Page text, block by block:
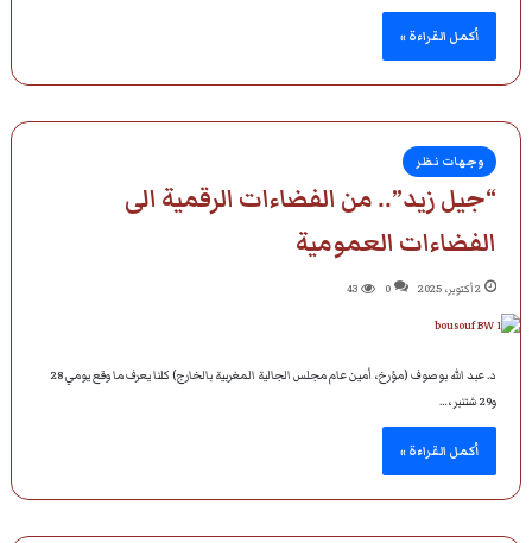
أكمل القراءة »
وجهات نظر
“جيل زيد”.. من الفضاءات الرقمية الى
الفضاءات العمومية
2 أكتوبر، 2025 0
43
د. عبد الله بوصوف (مؤرخ، أمين عام مجلس الجالية المغربية بالخارج) كلنا يعرف ما وقع يومي 28
و29 شتنبر ،…
أكمل القراءة »